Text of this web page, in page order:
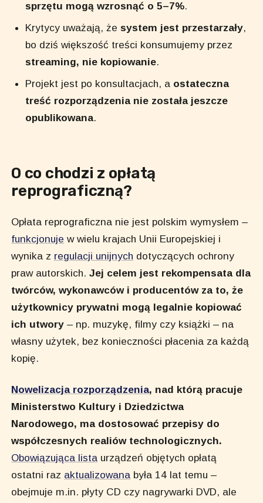
sprzętu mogą wzrosnąć o 5–7%.
Krytycy uważają, żesystem jest przestarzały,
bo dziś większość treści konsumujemy przez
streaming, nie kopiowanie.
Projekt jest po konsultacjach, a ostateczna
treść rozporządzenia nie została jeszcze
opublikowana.
O co chodzi z opłatą
reprograficzną?
Opłata reprograficzna nie jest polskim wymysłem –
funkcjonuje w wielu krajach Unii Europejskiej i
wynika z regulacji unijnych dotyczących ochrony
praw autorskich.Jej celem jest rekompensata dla
twórców, wykonawców i producentów za to, że
użytkownicy prywatni mogą legalnie kopiować
ich utwory – np. muzykę, filmy czy książki – na
własny użytek, bez konieczności płacenia za każdą
kopię.
Nowelizacja rozporządzenia, nad którą pracuje
Ministerstwo Kultury i Dziedzictwa
Narodowego, ma dostosować przepisy do
współczesnych realiów technologicznych.
Obowiązująca lista urządzeń objętych opłatą
ostatni raz aktualizowana była 14 lat temu –
obejmuje m.in. płyty CD czy nagrywarki DVD, ale